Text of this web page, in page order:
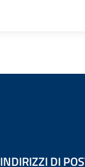
INDIRIZZI DI